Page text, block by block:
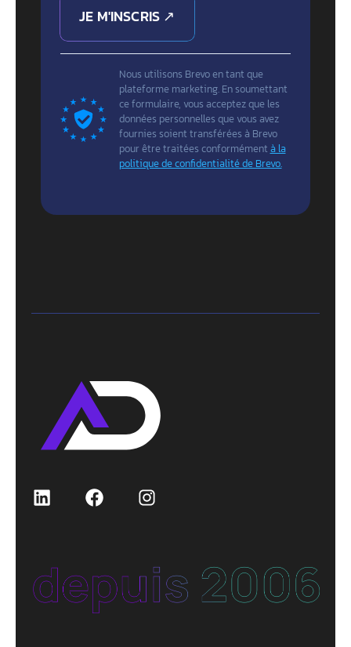
JE M'INSCRIS ↗
Nous utilisons Brevo en tant que
plateforme marketing. En soumettant
ce formulaire, vous acceptez que les
données personnelles que vous avez
fournies soient transférées à Brevo
pour être traitées conformément à la
politique de confidentialité de Brevo.